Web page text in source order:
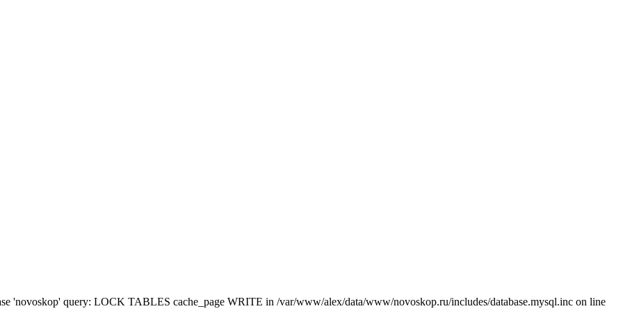
'novoskop' query: LOCK TABLES cache_page WRITE in /var/www/alex/data/www/novoskop.ru/includes/database.mysql.inc on line